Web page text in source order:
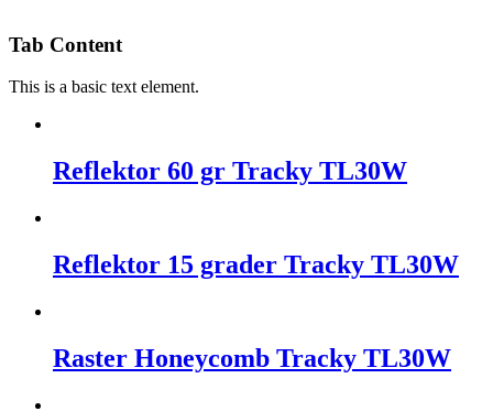
Tab Content
This is a basic text element.
Reflektor 60 gr Tracky TL30W
Reflektor 15 grader Tracky TL30W
Raster Honeycomb Tracky TL30W